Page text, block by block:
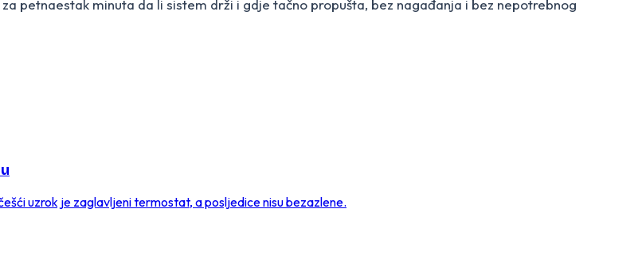
petnaestak minuta da li sistem drži i gdje tačno propušta, bez nagađanja i bez nepotrebnog
uzrok je zaglavljeni termostat, a posljedice nisu bezazlene.